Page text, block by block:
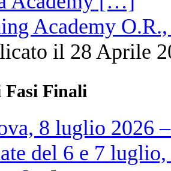
Academy
il 28 Aprile
Fasi Finali